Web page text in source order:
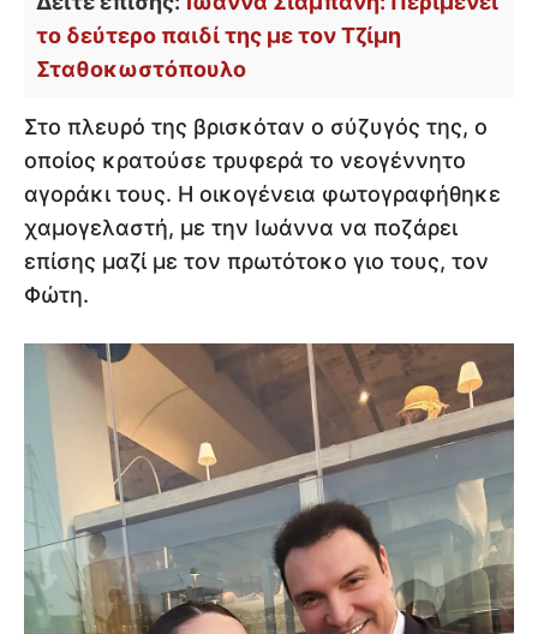
το δεύτερο παιδί της με τον Τζίμη
Σταθοκωστόπουλο
Στο πλευρό της βρισκόταν ο σύζυγός της, ο
οποίος κρατούσε τρυφερά το νεογέννητο
αγοράκι τους. Η οικογένεια φωτογραφήθηκε
χαμογελαστή, με την Ιωάννα να ποζάρει
επίσης μαζί με τον πρωτότοκο γιο τους, τον
Φώτη.